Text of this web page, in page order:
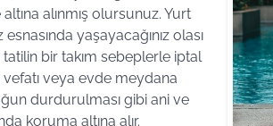
alınmış olursunuz. Yurt
esnasında yaşayacağınız olası
tatilin bir takım sebeplerle iptal
veya evde meydana
durdurulması gibi ani ve
koruma altına alır.